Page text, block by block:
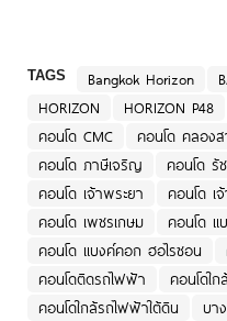
TAGS Bangkok Horizon
HORIZON
HORIZON P48
คอนโด CMC
คอนโด คลอง
คอนโด ภาษีเจริญ
คอนโด รั
คอนโด เจ้าพระยา
คอนโด เ
คอนโด เพชรเกษม
คอนโด แ
คอนโด แบงค์คอก ฮอไรซอน
คอนโดติดรถไฟฟ้า
คอนโดใ
คอนโดใกล้รถไฟฟ้าใต้ดิน
บา